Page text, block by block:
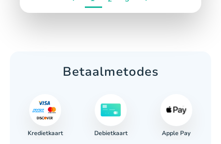
Betaalmetodes
Kredietkaart Debietkaart Apple Pay